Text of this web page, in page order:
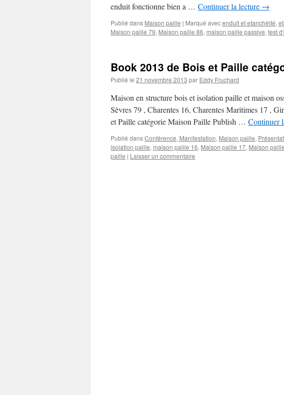
enduit fonctionne bien a … Continuer la lecture →
Publié dans Maison paille | Marqué avecenduit et etanchéité,
Maison paille 79, Maison paille 86, maison paille passive, test
Book 2013 de Bois et Paille
Publié le 21 novembre 2013 par Eddy Fruchard
Maison en structure bois et isolation paille et maison
Sèvres 79 , Charentes 16, Charentes Maritimes 17 ,
et Paille catégorie Maison Paille Publish … Continuer
Publié dansConférence, Manifestation, Maison paille,
isolation paille, maison paille 16, Maison paille 17, Maison
paille | Laisser un commentaire